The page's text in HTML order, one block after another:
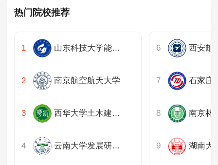
热门院校推荐
山东科技大学能源与矿业工程学院
南京航空航天大学
西华大学土木建筑与环境学院
云南大学发展研究院
西安邮
石家庄
湖南大